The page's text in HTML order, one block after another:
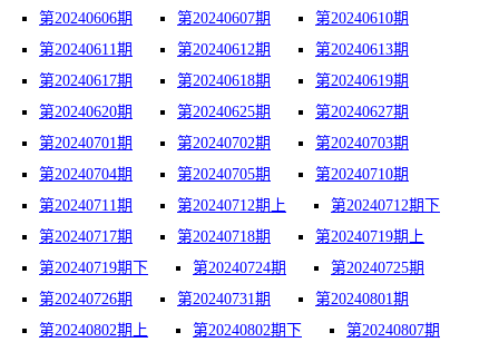
第20240606期
第20240607期
第20240610期
第20240611期
第20240612期
第20240613期
第20240617期
第20240618期
第20240619期
第20240620期
第20240625期
第20240627期
第20240701期
第20240702期
第20240703期
第20240704期
第20240705期
第20240710期
第20240711期
第20240712期上
第20240712期下
第20240717期
第20240718期
第20240719期上
第20240719期下
第20240724期
第20240725期
第20240726期
第20240731期
第20240801期
第20240802期上
第20240802期下
第20240807期